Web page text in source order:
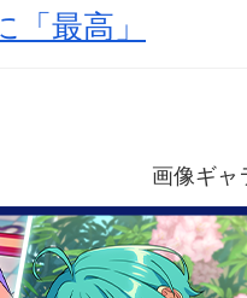
最高」
画像ギャ